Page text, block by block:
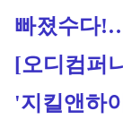
빠졌수다
[오디컴퍼
'지킬앤하